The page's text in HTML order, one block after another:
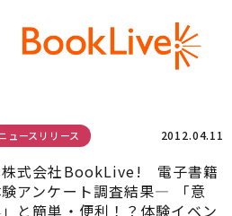
ュースリリース 2012.04.11
式会社BookLive! 電子書籍
アンケート調査結果― 「意
と簡単・便利！？体験イベン